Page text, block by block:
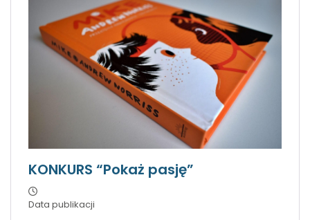
KONKURS “Pokaż pasję”
Data publikacji